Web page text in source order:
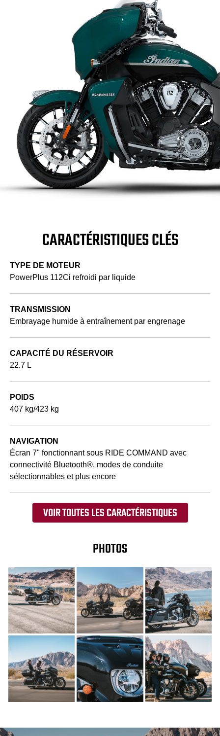
CARACTÉRISTIQUES CLÉS
TYPE DE MOTEUR
PowerPlus 112Ci refroidi par liquide
TRANSMISSION
Embrayage humide à entraînement par engrenage
CAPACITÉ DU RÉSERVOIR
22.7 L
POIDS
407 kg/423 kg
NAVIGATION
Écran 7" fonctionnant sous RIDE COMMAND avec
connectivité Bluetooth®, modes de conduite
sélectionnables et plus encore
VOIR TOUTES LES CARACTÉRISTIQUES
PHOTOS